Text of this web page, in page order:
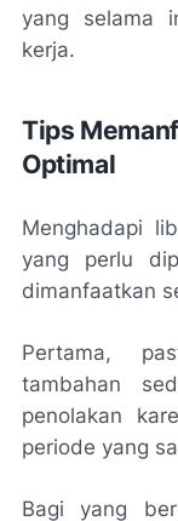
yang selama
kerja.
Tips
Optimal
Menghadapi
yang perlu
dimanfaatkan
Pertama,
tambahan
penolakan
periode yang
Bagi yang